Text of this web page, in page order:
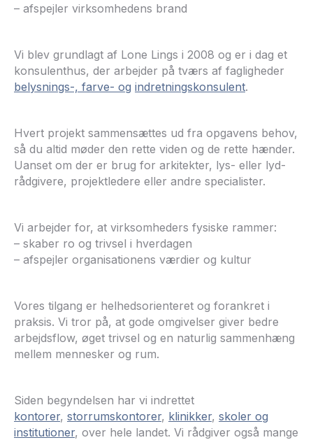
– afspejler virksomhedens brand
Vi blev grundlagt af Lone Lings i 2008 og er i dag et
konsulenthus, der arbejder på tværs af fagligheder
belysnings-, farve- og indretningskonsulent.
Hvert projekt sammensættes ud fra opgavens behov,
så du altid møder den rette viden og de rette hænder.
Uanset om der er brug for arkitekter, lys- eller lyd-
rådgivere, projektledere eller andre specialister.
Vi arbejder for, at virksomheders fysiske rammer:
– skaber ro og trivsel i hverdagen
– afspejler organisationens værdier og kultur
Vores tilgang er helhedsorienteret og forankret i
praksis. Vi tror på, at gode omgivelser giver bedre
arbejdsflow, øget trivsel og en naturlig sammenhæng
mellem mennesker og rum.
Siden begyndelsen har vi indrettet
kontorer, storrumskontorer, klinikker, skoler og
institutioner, over hele landet. Vi rådgiver også mange